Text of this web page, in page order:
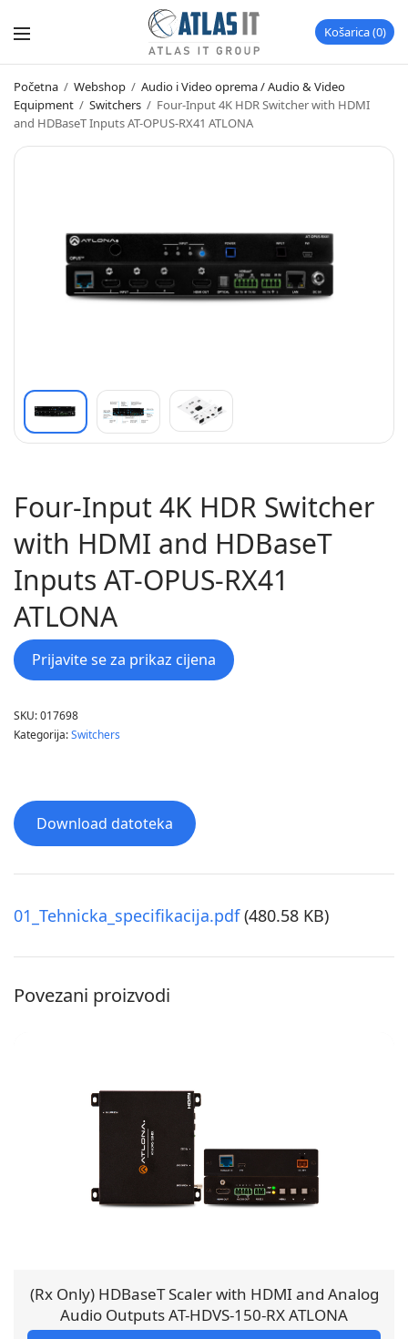
Košarica 0
Početna / Webshop / Audio i Video oprema / Audio & Video
Equipment / Switchers / Four-Input 4K HDR Switcher with HDMI
and HDBaseT Inputs AT-OPUS-RX41 ATLONA
Four-Input 4K HDR Switcher
with HDMI and HDBaseT
Inputs AT-OPUS-RX41
ATLONA
Prijavite se za prikaz cijena
SKU:017698
Kategorija:Switchers
Download datoteka
01_Tehnicka_specifikacija.pdf(480.58 KB)
Povezani proizvodi
(Rx Only) HDBaseT Scaler with HDMI and Analog
Audio Outputs AT-HDVS-150-RX ATLONA